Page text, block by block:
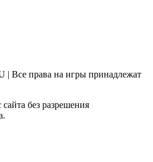
Все права на игры принадлежат
без разрешения